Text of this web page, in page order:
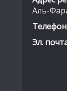
Аль-
Эл.